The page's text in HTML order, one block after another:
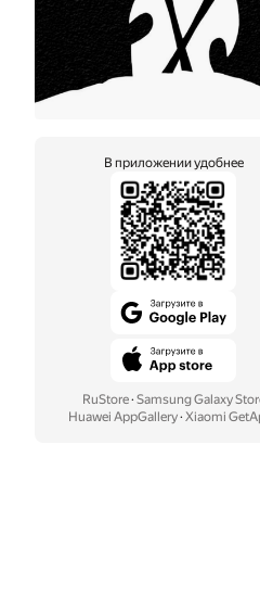
В приложении удобнее
RuStore· Samsung Galaxy
Huawei AppGallery· Xiaomi